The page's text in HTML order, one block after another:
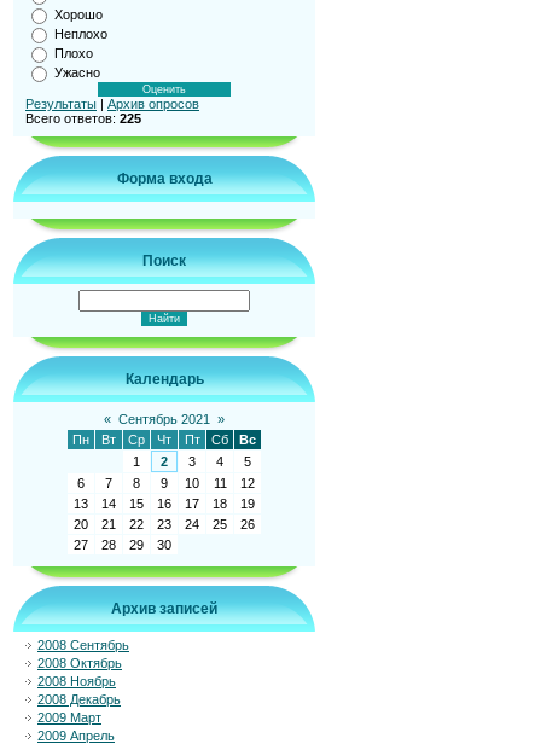
Хорошо
Неплохо
Плохо
Ужасно
Результаты | Архив опросов
Всего ответов: 225
Форма входа
Поиск
Календарь
« Сентябрь 2021
»
Пн
Вт Ср Чт Пт Сб
Вс
1
2 3 4
5
6
7 8 9 10 11
12
13
14 15 16 17 18
19
20
21 22 23 24 25
26
27
28 29 30
Архив записей
2008 Сентябрь
2008 Октябрь
2008 Ноябрь
2008 Декабрь
2009 Март
2009 Апрель